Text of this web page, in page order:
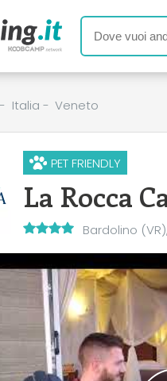
- Italia - Veneto
PET FRIENDLY
La Rocca
Bardolino